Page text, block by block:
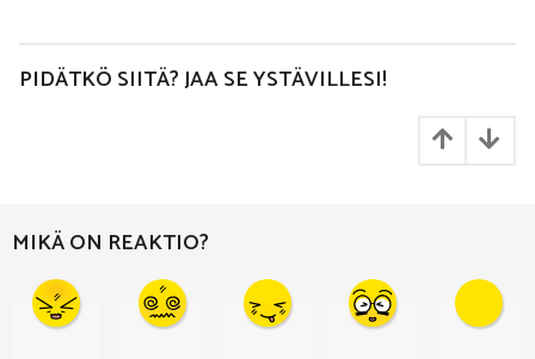
P
a
PIDÄTKÖ SIITÄ? JAA SE YSTÄVILLESI!
MIKÄ ON REAKTIO?